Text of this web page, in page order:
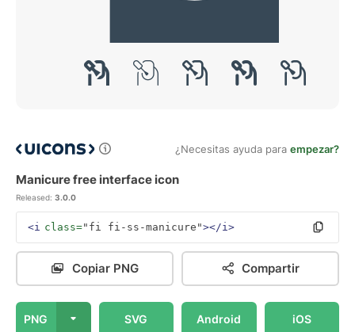
¿Necesitas ayuda para empezar?
Manicure free interface icon
Released: 3.0.0
<i class="fi fi-ss-manicure"></i>
Copiar PNG Compartir
PNG SVG Android iOS